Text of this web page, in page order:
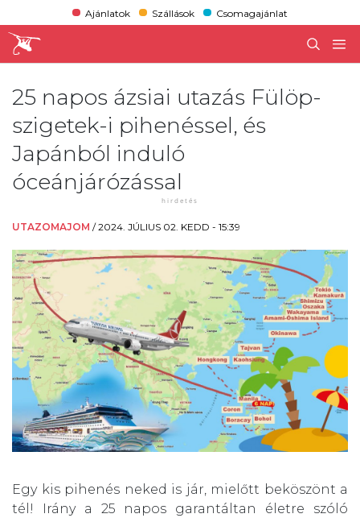
Ajánlatok Szállások Csomagajánlat
25 napos ázsiai utazás Fülöp-
szigetek-i pihenéssel, és
Japánból induló
óceánjárózással
UTAZOMAJOM /2024. JÚLIUS 02. KEDD - 15:39
Egy kis pihenés neked is jár, mielőtt beköszönt a
tél! Irány a 25 napos garantáltan életre szóló